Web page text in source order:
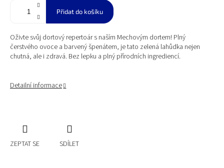
Přidat do košíku
Oživte svůj dortový repertoár s naším Mechovým dortem! Plný
čerstvého ovoce a barvený špenátem, je tato zelená lahůdka nejen
chutná, ale i zdravá. Bez lepku a plný přírodních ingrediencí.
Detailní informace
ZEPTAT SE SDÍLET